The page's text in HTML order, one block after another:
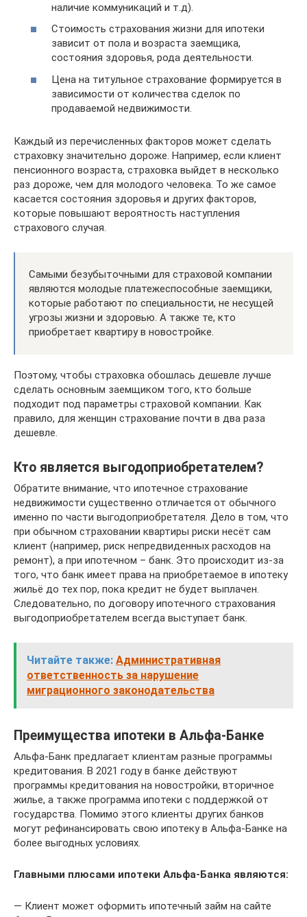
наличие коммуникаций и т.д).
Стоимость страхования жизни для ипотеки
зависит от пола и возраста заемщика,
состояния здоровья, рода деятельности.
Цена на титульное страхование формируется в
зависимости от количества сделок по
продаваемой недвижимости.
Каждый из перечисленных факторов может сделать
страховку значительно дороже. Например, если клиент
пенсионного возраста, страховка выйдет в несколько
раз дороже, чем для молодого человека. То же самое
касается состояния здоровья и других факторов,
которые повышают вероятность наступления
страхового случая.
Самыми безубыточными для страховой компании
являются молодые платежеспособные заемщики,
которые работают по специальности, не несущей
угрозы жизни и здоровью. А также те, кто
приобретает квартиру в новостройке.
Поэтому, чтобы страховка обошлась дешевле лучше
сделать основным заемщиком того, кто больше
подходит под параметры страховой компании. Как
правило, для женщин страхование почти в два раза
дешевле.
Кто является выгодоприобретателем?
Обратите внимание, что ипотечное страхование
недвижимости существенно отличается от обычного
именно по части выгодоприобретателя. Дело в том, что
при обычном страховании квартиры риски несёт сам
клиент (например, риск непредвиденных расходов на
ремонт), а при ипотечном – банк. Это происходит из-за
того, что банк имеет права на приобретаемое в ипотеку
жильё до тех пор, пока кредит не будет выплачен.
Следовательно, по договору ипотечного страхования
выгодоприобретателем всегда выступает банк.
Читайте также: Административная
ответственность за нарушение
миграционного законодательства
Преимущества ипотеки в Альфа-Банке
Альфа-Банк предлагает клиентам разные программы
кредитования. В 2021 году в банке действуют
программы кредитования на новостройки, вторичное
жилье, а также программа ипотеки с поддержкой от
государства. Помимо этого клиенты других банков
могут рефинансировать свою ипотеку в Альфа-Банке на
более выгодных условиях.
Главными плюсами ипотеки Альфа-Банка являются:
— Клиент может оформить ипотечный займ на сайте